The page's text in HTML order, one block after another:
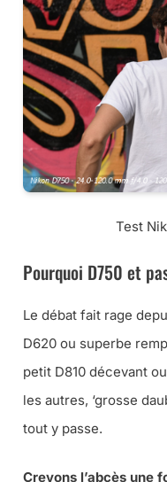
Test
Pourquoi D750 et
Le débat fait rage
D620 ou superbe
petit D810 décevant
les autres, ‘grosse
tout y passe.
Crevons l’abcès une